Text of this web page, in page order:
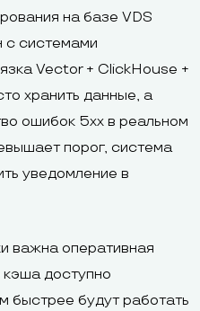
на базе VDS
с системами
Vector + ClickHouse +
хранить данные, а
ошибок 5xx в реальном
порог, система
уведомление в
важна оперативная
доступно
быстрее будут работать